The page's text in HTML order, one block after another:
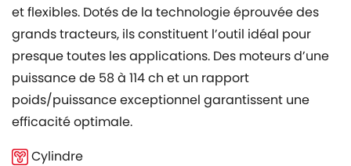
et flexibles. Dotés de la technologie éprouvée des
grands tracteurs, ils constituent l’outil idéal pour
presque toutes les applications. Des moteurs d’une
puissance de 58 à 114 ch et un rapport
poids/puissance exceptionnel garantissent une
efficacité optimale.
Cylindre